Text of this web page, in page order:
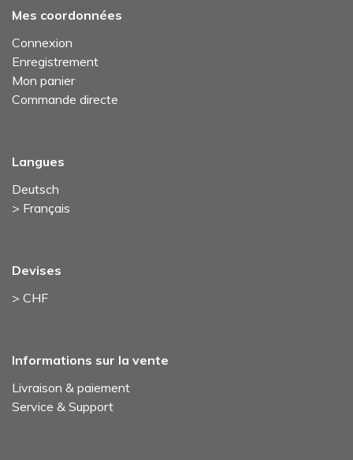
Mes coordonnées
Connexion
Enregistrement
Mon panier
Commande directe
Langues
Deutsch
> Français
Devises
> CHF
Informations sur la vente
Livraison & paiement
Service & Support